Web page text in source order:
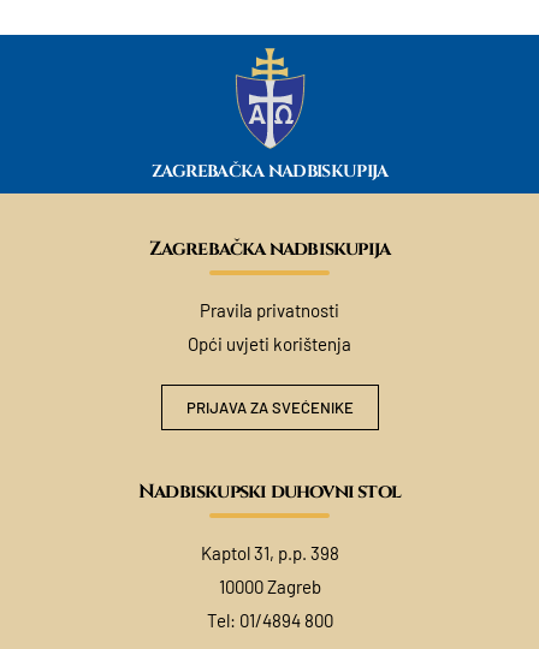
ZAGREBAČKA NADBISKUPIJA
Zagrebačka nadbiskupija
Pravila privatnosti
Opći uvjeti korištenja
PRIJAVA ZA SVEĆENIKE
Nadbiskupski duhovni stol
Kaptol 31, p.p. 398
10000 Zagreb
Tel: 01/4894 800